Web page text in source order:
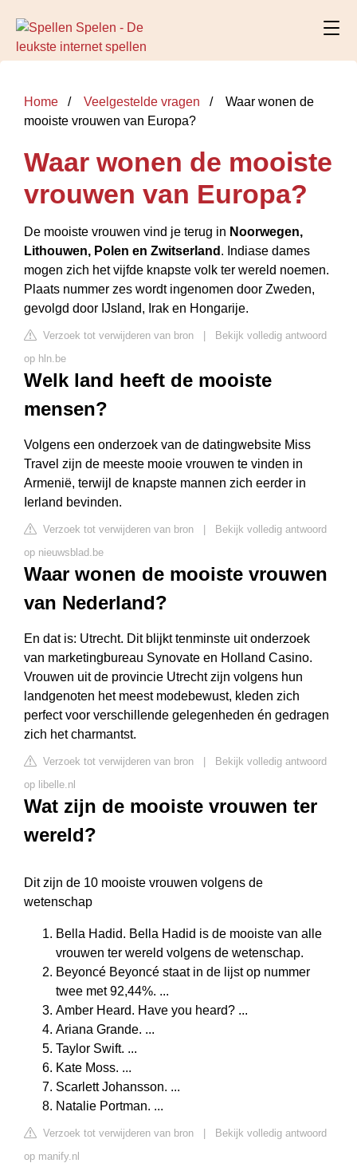
Home Veelgestelde vragen
Waar wonen de
mooiste vrouwen van Europa?
Waar wonen de mooiste
vrouwen van Europa?
De mooiste vrouwen vind je terug in Noorwegen,
Lithouwen, Polen en Zwitserland . Indiase dames
mogen zich het vijfde knapste volk ter wereld noemen.
Plaats nummer zes wordt ingenomen door Zweden,
gevolgd door IJsland, Irak en Hongarije.
Verzoek tot verwijderen van bron
Bekijk volledig antwoord
op hln.be
Welk land heeft de mooiste
mensen?
Volgens een onderzoek van de datingwebsite Miss
Travel zijn de meeste mooie vrouwen te vinden in
Armenië, terwijl de knapste mannen zich eerder in
Ierland bevinden.
Verzoek tot verwijderen van bron
Bekijk volledig antwoord
op nieuwsblad.be
Waar wonen de mooiste vrouwen
van Nederland?
En dat is: Utrecht. Dit blijkt tenminste uit onderzoek
van marketingbureau Synovate en Holland Casino.
Vrouwen uit de provincie Utrecht zijn volgens hun
landgenoten het meest modebewust, kleden zich
perfect voor verschillende gelegenheden én gedragen
zich het charmantst.
Verzoek tot verwijderen van bron
Bekijk volledig antwoord
op libelle.nl
Wat zijn de mooiste vrouwen ter
wereld?
Dit zijn de 10 mooiste vrouwen volgens de
wetenschap
Bella Hadid. Bella Hadid is de mooiste van alle
vrouwen ter wereld volgens de wetenschap.
Beyoncé Beyoncé staat in de lijst op nummer
twee met 92,44%. ...
Amber Heard. Have you heard? ...
Ariana Grande. ...
Taylor Swift. ...
Kate Moss. ...
Scarlett Johansson. ...
Natalie Portman. ...
Verzoek tot verwijderen van bron
Bekijk volledig antwoord
op manify.nl